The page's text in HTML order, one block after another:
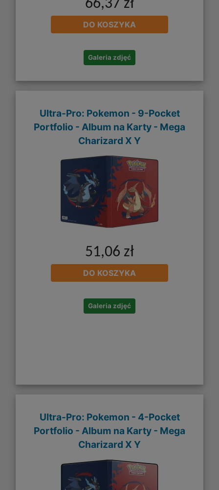
66,37 zł
DO KOSZYKA
Galeria zdjęć
Ultra-Pro: Pokemon - 9-Pocket
Portfolio - Album na Karty - Mega
Charizard X Y
51,06 zł
DO KOSZYKA
Galeria zdjęć
Ultra-Pro: Pokemon - 4-Pocket
Portfolio - Album na Karty - Mega
Charizard X Y